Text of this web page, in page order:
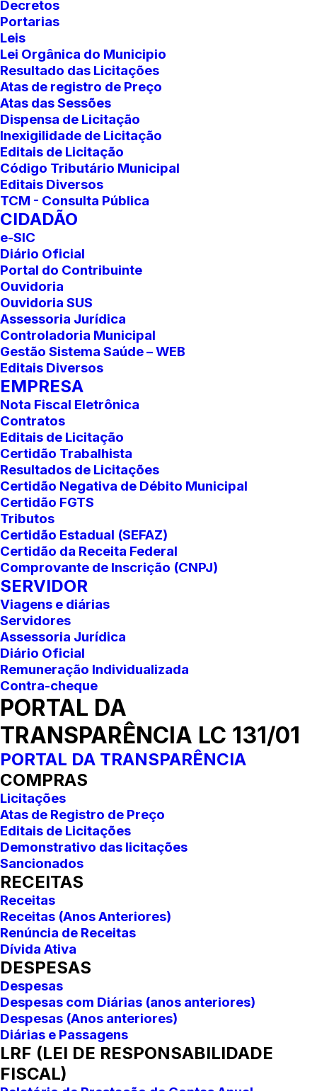
Decretos
Portarias
Leis
Lei Orgânica do Municipio
Resultado das Licitações
Atas de registro de Preço
Atas das Sessões
Dispensa de Licitação
Inexigilidade de Licitação
Editais de Licitação
Código Tributário Municipal
Editais Diversos
TCM - Consulta Pública
CIDADÃO
e-SIC
Diário Oficial
Portal do Contribuinte
Ouvidoria
Ouvidoria SUS
Assessoria Jurídica
Controladoria Municipal
Gestão Sistema Saúde – WEB
Editais Diversos
EMPRESA
Nota Fiscal Eletrônica
Contratos
Editais de Licitação
Certidão Trabalhista
Resultados de Licitações
Certidão Negativa de Débito Municipal
Certidão FGTS
Tributos
Certidão Estadual (SEFAZ)
Certidão da Receita Federal
Comprovante de Inscrição (CNPJ)
SERVIDOR
Viagens e diárias
Servidores
Assessoria Jurídica
Diário Oficial
Remuneração Individualizada
Contra-cheque
PORTAL DA
TRANSPARÊNCIA LC 131/01
PORTAL DA TRANSPARÊNCIA
COMPRAS
Licitações
Atas de Registro de Preço
Editais de Licitações
Demonstrativo das licitações
Sancionados
RECEITAS
Receitas
Receitas (Anos Anteriores)
Renúncia de Receitas
Dívida Ativa
DESPESAS
Despesas
Despesas com Diárias (anos anteriores)
Despesas (Anos anteriores)
Diárias e Passagens
LRF (LEI DE RESPONSABILIDADE
FISCAL)